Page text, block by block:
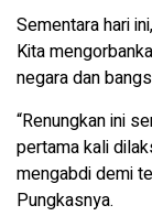
Sementara hari
Kita
negara dan
“Renungkan ini
pertama kali
mengabdi demi
Pungkasnya.